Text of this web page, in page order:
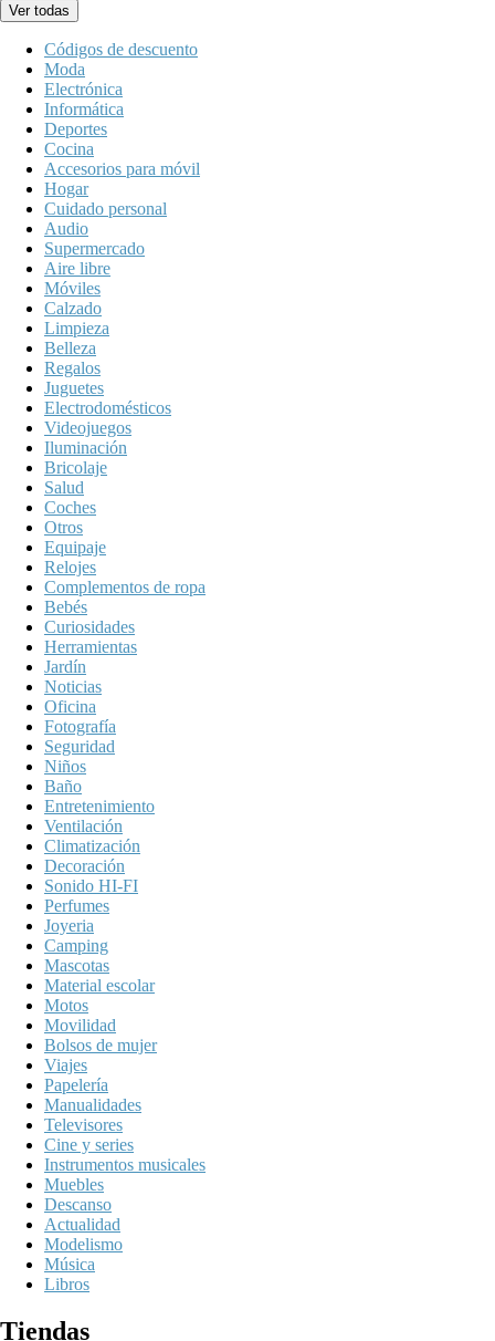
Ver todas
Códigos de descuento
Moda
Electrónica
Informática
Deportes
Cocina
Accesorios para móvil
Hogar
Cuidado personal
Audio
Supermercado
Aire libre
Móviles
Calzado
Limpieza
Belleza
Regalos
Juguetes
Electrodomésticos
Videojuegos
Iluminación
Bricolaje
Salud
Coches
Otros
Equipaje
Relojes
Complementos de ropa
Bebés
Curiosidades
Herramientas
Jardín
Noticias
Oficina
Fotografía
Seguridad
Niños
Baño
Entretenimiento
Ventilación
Climatización
Decoración
Sonido HI-FI
Perfumes
Joyeria
Camping
Mascotas
Material escolar
Motos
Movilidad
Bolsos de mujer
Viajes
Papelería
Manualidades
Televisores
Cine y series
Instrumentos musicales
Muebles
Descanso
Actualidad
Modelismo
Música
Libros
Tiendas